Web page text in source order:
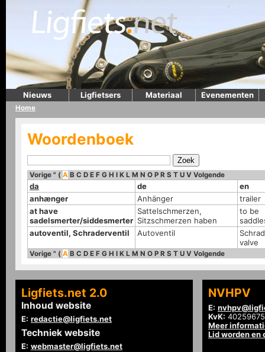
Nieuws Ligfietsers Materiaal Evenementen
Home
Woordenboek
Vorige " ( A B C D E F G H I K L M N O P R S T U V Volgende
da de
en
anhænger
Anhänger
trailer
at have
sadelsmerter/siddesmerter
Sattelschmerzen,
Sitzschmerzen haben
to be
autoventil, Schraderventil
Autoventil
valve
Vorige " ( A B C D E F G H I K L M N O P R S T U V Volgende
Ligfiets.net 2.0
Inhoud website
E: redactie@ligfiets.net
Techniek website
E: webmaster@ligfiets.net
NVHPV
E:
KvK: 40259675
Meer
Lid worden en